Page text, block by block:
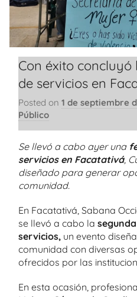
Con éxito
de servicios en
Posted on 1 de septiembre
Público
Se llevó a cabo ayer una
servicios en Facatativá,
diseñado para generar
comunidad.
En Facatativá, Sabana
se llevó a cabo la
servicios, un evento
comunidad con diversas
ofrecidos por las
En esta ocasión,